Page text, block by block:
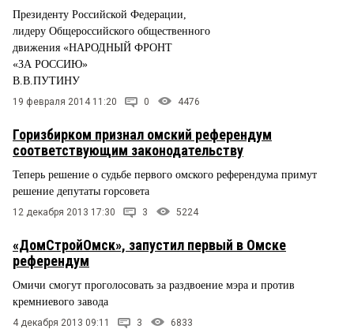
Президенту Российской Федерации,
лидеру Общероссийского общественного
движения «НАРОДНЫЙ ФРОНТ
«ЗА РОССИЮ»
В.В.ПУТИНУ
19 февраля 2014 11:20 0 4476
Горизбирком признал омский референдум
соответствующим законодательству
Теперь решение о судьбе первого омского референдума примут
решение депутаты горсовета
12 декабря 2013 17:30 3 5224
«ДомСтройОмск», запустил первый в Омске
референдум
Омичи смогут проголосовать за раздвоение мэра и против
кремниевого завода
4 декабря 2013 09:11 3 6833